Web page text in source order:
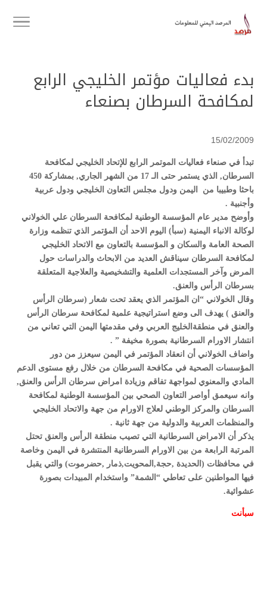
بدء فعاليات مؤتمر الخليجي الرابع
لمكافحة السرطان بصنعاء
15/02/2009
تبدأ في صنعاء فعاليات الموتمر الرابع للإتحاد الخليجي لمكافحة
السرطان, الذي يستمر حتى الـ 17 من الشهر الجاري, بمشاركة 450
باحثا وطبيبا من اليمن ودول مجلس التعاون الخليجي ودول عربية
وأجنبية .
وأوضح مدير عام المؤسسة الوطنية لمكافحة السرطان علي الخولاني
لوكالة الانباء اليمنية (سبأ) اليوم الاحد أن المؤتمر الذي تنظمه وزارة
الصحة العامة والسكان و المؤسسة بالتعاون مع الاتحاد الخليجي
لمكافحة السرطان سيناقش العديد من الابحاث والدراسات حول
المرض وآخر المستجدات العلمية والتشخيصية والعلاجية المتعلقة
بسرطان الرأس والعنق.
وقال الخولاني “ان المؤتمر الذي يعقد تحت شعار (سرطان الرأس
والعنق ) يهدف الى وضع استراتيجية علمية لمكافحة سرطان الرأس
والعنق في منطقةالخليج العربي وفي مقدمتها اليمن التي تعاني من
انتشار الاورام السرطانية بصورة مخيفة ” .
واضاف الخولاني أن انعقاد المؤتمر في اليمن سيعزز من دور
المؤسسات الصحية في مكافحة السرطان من خلال رفع مستوى الدعم
المادي والمعنوي لمواجهة تفاقم وزيادة امراض سرطان الرأس والعنق,
وانه سيعمق أواصر التعاون الصحي بين المؤسسة الوطنية لمكافحة
السرطان والمركز الوطني لعلاج الاورام من جهة والاتحاد الخليجي
والمنظمات العربية والدولية من جهة ثانية .
يذكر أن الامراض السرطانية التي تصيب منطقة الرأس والعنق تحتل
المرتبة الرابعة من بين الاورام السرطانية المنتشرة في اليمن وخاصة
في محافظات (الحديدة ,حجة,المحويت,ذمار ,حضرموت) والتي يقبل
فيها المواطنين على تعاطي “الشمة” واستخدام المبيدات بصورة
عشوائية.
سبأنت